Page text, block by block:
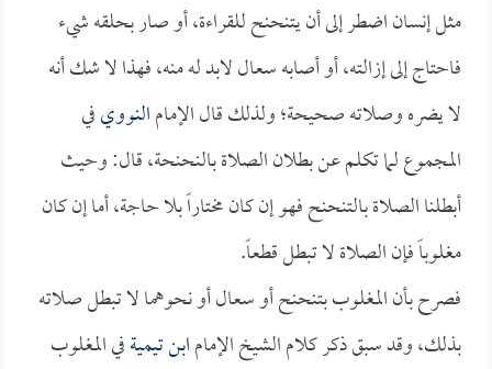
مثل إنسان اضطر إلى أن يتنحنح للقراءة، أو صار بحلقه شيء
فاحتاج إلى إزالته، أو أصابه سعال لابد له منه، فهذا لا شك أنه
لا يضره وصلاته صحيحة؛ ولذلك قال الإمامالنوويفي
المجموع لما تكلم عن بطلان الصلاة بالنحنحة، قال: وحيث
أبطلنا الصلاة بالتنحنح فهو إن كان مختاراً بلا حاجة، أما إن كان
مغلوباً فإن الصلاة لا تبطل قطعاً.
فصرح بأن المغلوب بتنحنح أو سعال أو نحوهما لا تبطل صلاته
بذلك، وقد سبق ذكر كلام الشيخ الإمامابن تيميةفي المغلوب